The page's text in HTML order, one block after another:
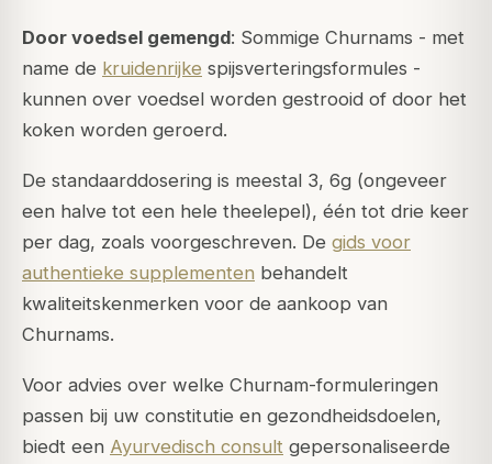
Door voedsel gemengd: Sommige Churnams - met
name de kruidenrijke spijsverteringsformules -
kunnen over voedsel worden gestrooid of door het
koken worden geroerd.
De standaarddosering is meestal 3, 6g (ongeveer
een halve tot een hele theelepel), één tot drie keer
per dag, zoals voorgeschreven. De gids voor
authentieke supplementen behandelt
kwaliteitskenmerken voor de aankoop van
Churnams.
Voor advies over welke Churnam-formuleringen
passen bij uw constitutie en gezondheidsdoelen,
biedt een Ayurvedisch consult gepersonaliseerde